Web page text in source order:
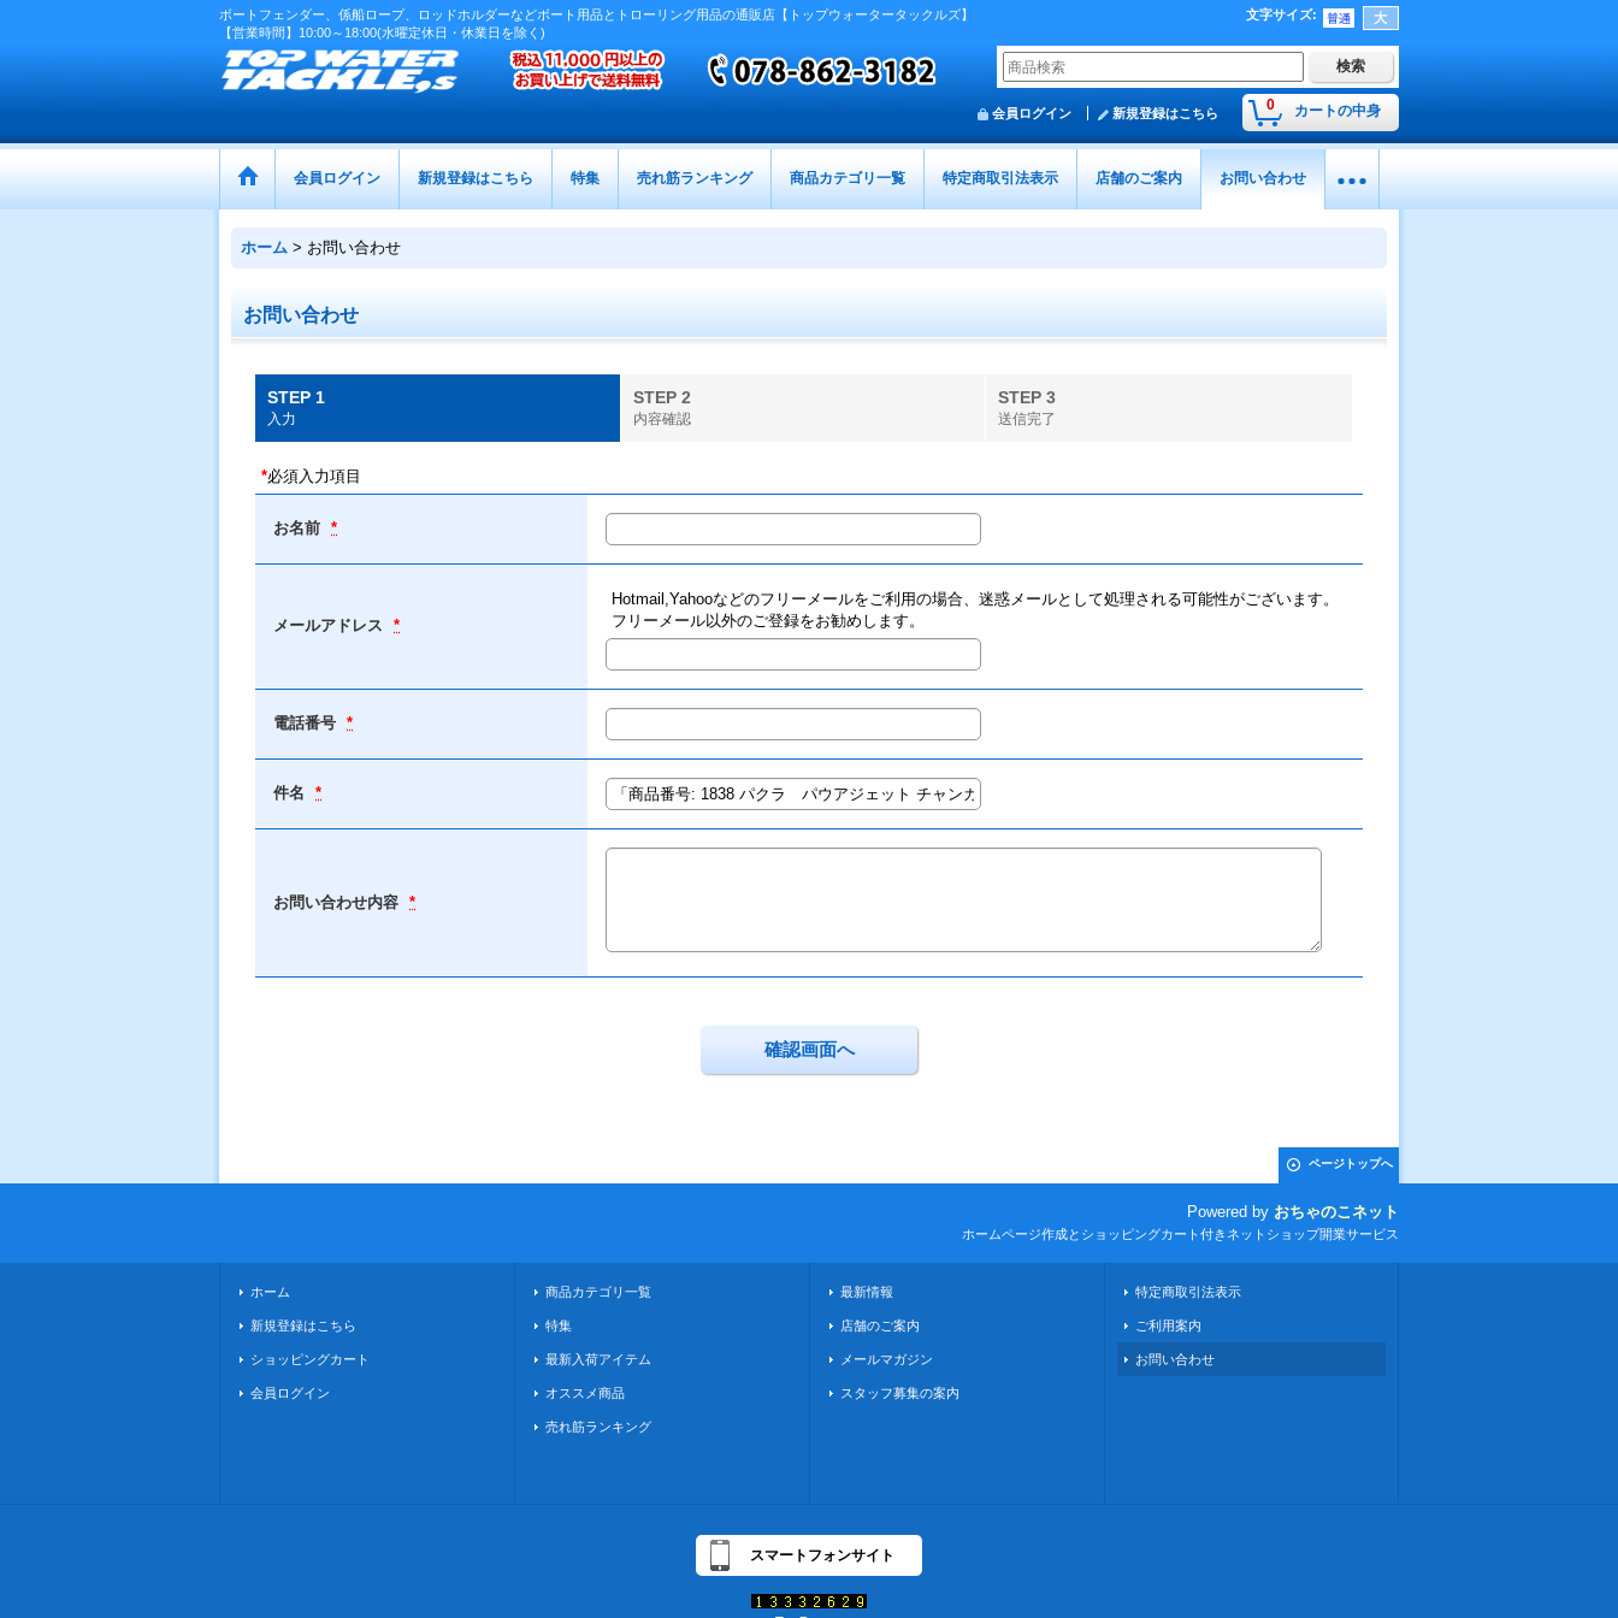
ボートフェンダー、係船ロープ、ロッドホルダーなどボート用品とトローリング用品の通販店【トップウォータータックルズ】
【営業時間】10:00～18:00(水曜定休日・休業日を除く)
文字サイズ:
0 カートの中身
会員ログイン 新規登録はこちら
会員ログイン 新規登録はこちら 特集 売れ筋ランキング 商品カテゴリ一覧 特定商取引法表示 店舗のご案内 お問い合わせ
ホーム > お問い合わせ
お問い合わせ
STEP 1
入力
STEP 2
内容確認
STEP 3
送信完了
*必須入力項目
お名前 *
メールアドレス *
Hotmail,Yahooなどのフリーメールをご利用の場合、迷惑メールとして処理される可能性がございます。
フリーメール以外のご登録をお勧めします。
電話番号 *
件名 *
お問い合わせ内容 *
ページトップへ
Powered by おちゃのこネット
ホームページ作成とショッピングカート付きネットショップ開業サービス
ホーム
新規登録はこちら
ショッピングカート
会員ログイン
商品カテゴリ一覧
特集
最新入荷アイテム
オススメ商品
売れ筋ランキング
最新情報
店舗のご案内
メールマガジン
スタッフ募集の案内
特定商取引法表示
ご利用案内
お問い合わせ
スマートフォンサイト